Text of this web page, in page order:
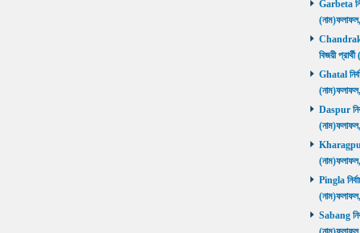
Garbeta
বিজয়ী
Ghatal
Daspur
Kharagpur
Pingla
Sabang